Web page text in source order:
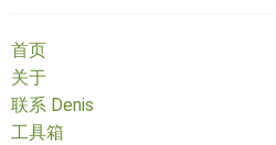
首页
关于
联系 Denis
工具箱